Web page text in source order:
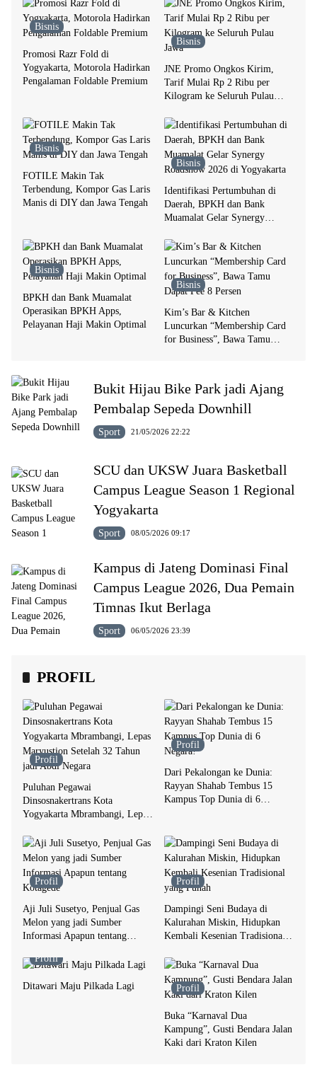
Bisnis
Promosi Razr Fold di
Yogyakarta, Motorola Hadirkan
Pengalaman Foldable Premium
Bisnis
JNE Promo Ongkos Kirim,
Tarif Mulai Rp 2 Ribu per
Kilogram ke Seluruh Pulau
Bisnis
FOTILE Makin Tak
Terbendung, Kompor Gas Laris
Manis di DIY dan Jawa Tengah
Bisnis
Identifikasi Pertumbuhan di
Daerah, BPKH dan Bank
Muamalat Gelar Synergy
Bisnis
BPKH dan Bank Muamalat
Operasikan BPKH Apps,
Pelayanan Haji Makin Optimal
Bisnis
Kim’s Bar & Kitchen
Luncurkan “Membership Card
for Business”, Bawa Tamu
Bukit Hijau Bike Park jadi Ajang
Pembalap Sepeda Downhill
Sport 21/05/2026 22:22
SCU dan UKSW Juara Basketball
Campus League Season 1 Regional
Yogyakarta
Sport 08/05/2026 09:17
Kampus di Jateng Dominasi Final
Campus League 2026, Dua Pemain
Timnas Ikut Berlaga
Sport 06/05/2026 23:39
PROFIL
Profil
Puluhan Pegawai
Dinsosnakertrans Kota
Yogyakarta Mbrambangi, Lepas
jadi Abdi Negara
Profil
Dari Pekalongan ke Dunia:
Rayyan Shahab Tembus 15
Kampus Top Dunia di 6
Profil
Aji Juli Susetyo, Penjual Gas
Melon yang jadi Sumber
Informasi Apapun tentang
Profil
Dampingi Seni Budaya di
Kalurahan Miskin, Hidupkan
Kembali Kesenian Tradisional
Profil
Ditawari Maju Pilkada Lagi Profil
Buka “Karnaval Dua
Kampung”, Gusti Bendara Jalan
Kaki dari Kraton Kilen